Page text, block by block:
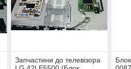
Запчастини до телевізора